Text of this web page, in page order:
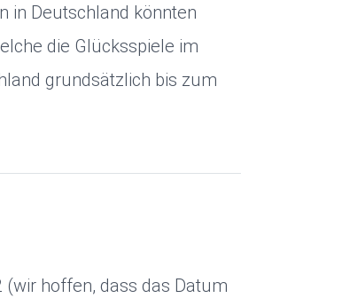
in Deutschland könnten
die Glücksspiele im
grundsätzlich bis zum
(wir hoffen, dass das Datum